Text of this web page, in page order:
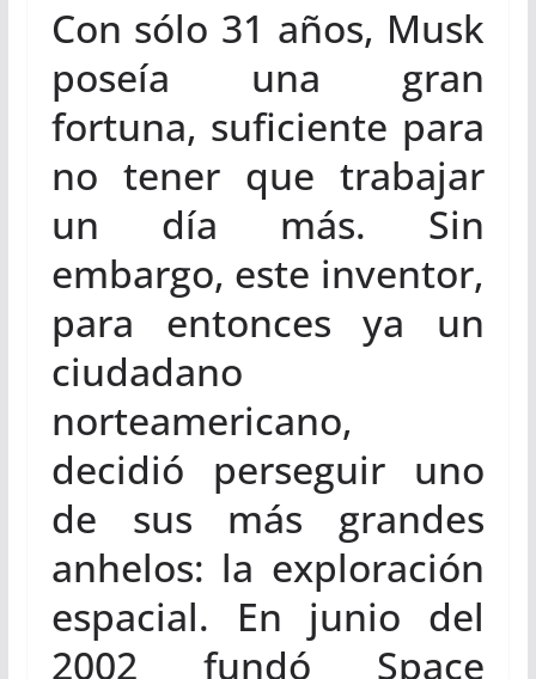
Con sólo 31 años, Musk
poseía una gran
fortuna, suficiente para
no tener que trabajar
un día más. Sin
embargo, este inventor,
para entonces ya un
ciudadano
norteamericano,
decidió perseguir uno
de sus más grandes
anhelos: la exploración
espacial. En junio del
2002 fundó Space